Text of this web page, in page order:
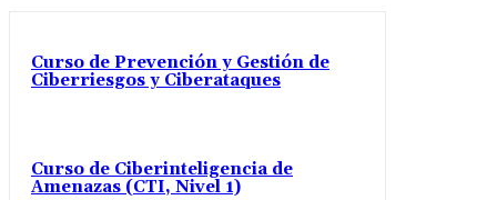
Curso de Prevención y Gestión de
Ciberriesgos y Ciberataques
Curso de Ciberinteligencia de
Amenazas (CTI, Nivel 1)